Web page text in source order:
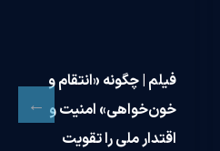
فیلم | چگونه «انتقام و
خون‌خواهی» امنیت و
اقتدار ملی را تقویت